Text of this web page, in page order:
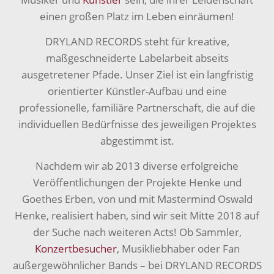
einen großen Platz im Leben einräumen!
DRYLAND RECORDS steht für kreative,
maßgeschneiderte Labelarbeit abseits
ausgetretener Pfade. Unser Ziel ist ein langfristig
orientierter Künstler-Aufbau und eine
professionelle, familiäre Partnerschaft, die auf die
individuellen Bedürfnisse des jeweiligen Projektes
abgestimmt ist.
Nachdem wir ab 2013 diverse erfolgreiche
Veröffentlichungen der Projekte Henke und
Goethes Erben, von und mit Mastermind Oswald
Henke, realisiert haben, sind wir seit Mitte 2018 auf
der Suche nach weiteren Acts! Ob Sammler,
Konzertbesucher, Musikliebhaber oder Fan
außergewöhnlicher Bands – bei DRYLAND RECORDS